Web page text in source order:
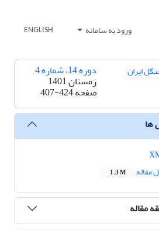
ورود به سامانه ENGLISH
دوره 14، شماره 4
زمستان 1401
صفحه407-424
ها
مقاله
1.3 M
مقاله